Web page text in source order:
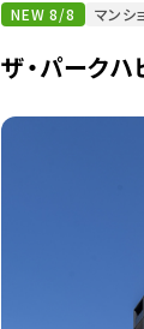
NEW 8/8 マンシ
ザ・パーク